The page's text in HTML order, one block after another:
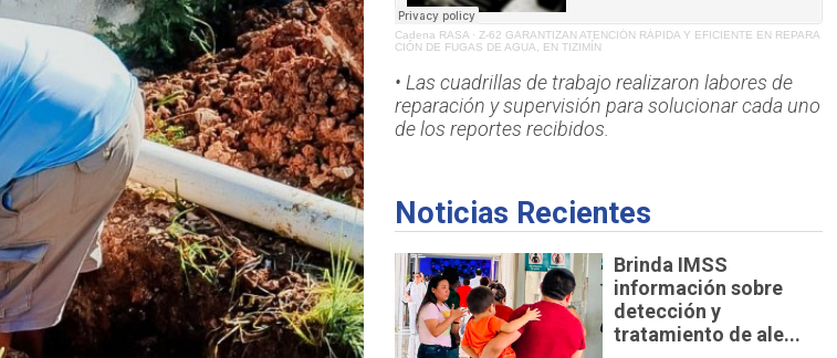
Cadena RASA· Z-62 GARANTIZAN ATENCIÓN RÁPIDA Y EFICIENTE EN REPARA
CIÓN DE FUGAS DE AGUA, EN TIZIMÍN
• Las cuadrillas de trabajo realizaron labores de
reparación y supervisión para solucionar cada uno
de los reportes recibidos.
Noticias Recientes
Brinda IMSS
información sobre
detección y
tratamiento de ale...